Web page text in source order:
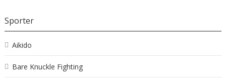
Sporter
Aikido
Bare Knuckle Fighting